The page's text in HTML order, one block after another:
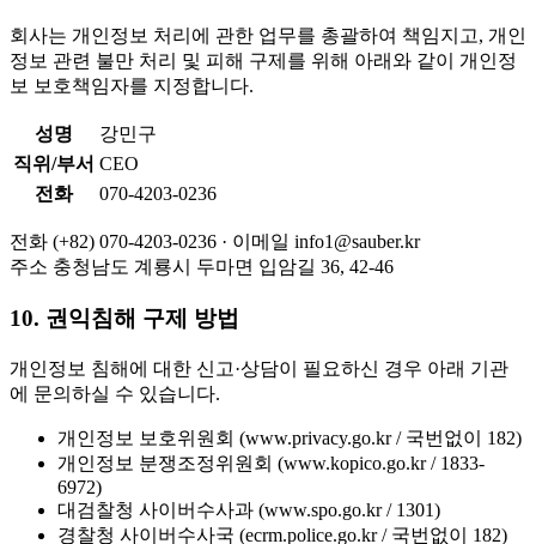
회사는 개인정보 처리에 관한 업무를 총괄하여 책임지고, 개인
정보 관련 불만 처리 및 피해 구제를 위해 아래와 같이 개인정
보 보호책임자를 지정합니다.
성명
강민구
직위/부서 CEO
전화
070-4203-0236
전화 (+82) 070-4203-0236 · 이메일 info1@sauber.kr
주소 충청남도 계룡시 두마면 입암길 36, 42-46
10. 권익침해 구제 방법
개인정보 침해에 대한 신고·상담이 필요하신 경우 아래 기관
에 문의하실 수 있습니다.
개인정보 보호위원회 (www.privacy.go.kr / 국번없이 182)
개인정보 분쟁조정위원회 (www.kopico.go.kr / 1833-
6972)
대검찰청 사이버수사과 (www.spo.go.kr / 1301)
경찰청 사이버수사국 (ecrm.police.go.kr / 국번없이 182)